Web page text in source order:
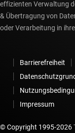
effizienten Verwaltung
& Übertragung von
oder Verarbeitung in
Barrierefreiheit
Impressum
© Copyright 1995-2026